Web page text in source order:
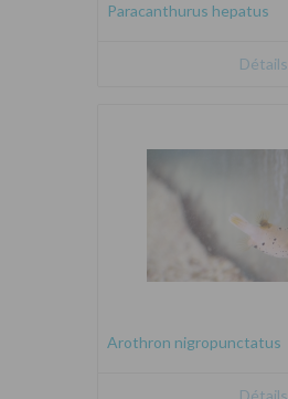
Paracanthurus hepatus
Détails
Arothron nigropunctatus
Détails